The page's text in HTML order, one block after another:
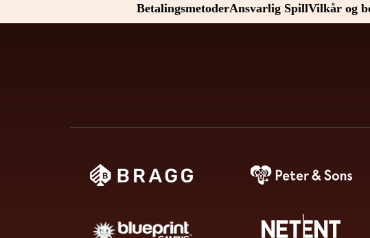
BetalingsmetoderAnsvarlig SpillVilkår og